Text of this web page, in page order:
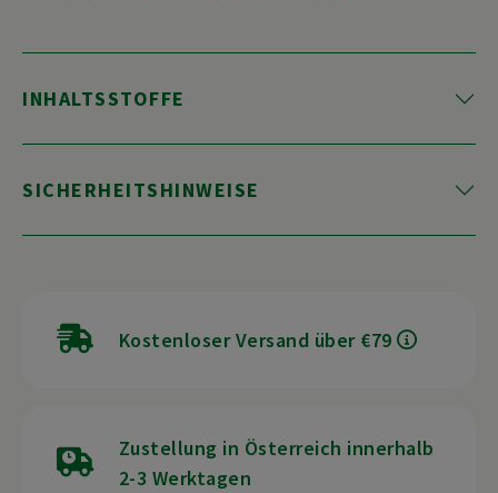
INHALTSSTOFFE
SICHERHEITSHINWEISE
Kostenloser Versand über €79
Zustellung in Österreich innerhalb
2-3 Werktagen